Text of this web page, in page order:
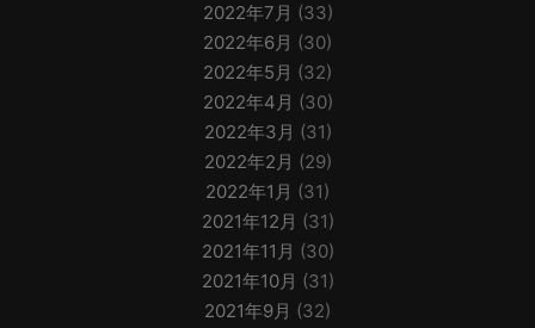
2022年7月 (33)
2022年6月 (30)
2022年5月 (32)
2022年4月 (30)
2022年3月 (31)
2022年2月 (29)
2022年1月 (31)
2021年12月 (31)
2021年11月 (30)
2021年10月 (31)
2021年9月 (32)